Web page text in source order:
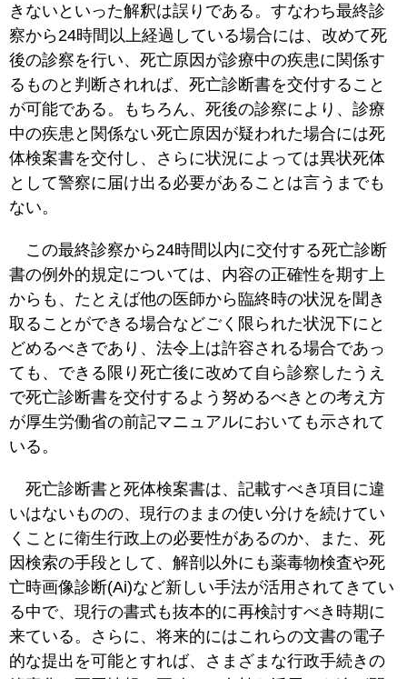
きないといった解釈は誤りである。すなわち最終診
察から24時間以上経過している場合には、改めて死
後の診察を行い、死亡原因が診療中の疾患に関係す
るものと判断されれば、死亡診断書を交付すること
が可能である。もちろん、死後の診察により、診療
中の疾患と関係ない死亡原因が疑われた場合には死
体検案書を交付し、さらに状況によっては異状死体
として警察に届け出る必要があることは言うまでも
ない。
この最終診察から24時間以内に交付する死亡診断
書の例外的規定については、内容の正確性を期す上
からも、たとえば他の医師から臨終時の状況を聞き
取ることができる場合などごく限られた状況下にと
どめるべきであり、法令上は許容される場合であっ
ても、できる限り死亡後に改めて自ら診察したうえ
で死亡診断書を交付するよう努めるべきとの考え方
が厚生労働省の前記マニュアルにおいても示されて
いる。
死亡診断書と死体検案書は、記載すべき項目に違
いはないものの、現行のままの使い分けを続けてい
くことに衛生行政上の必要性があるのか、また、死
因検索の手段として、解剖以外にも薬毒物検査や死
亡時画像診断(Ai)など新しい手法が活用されてきてい
る中で、現行の書式も抜本的に再検討すべき時期に
来ている。さらに、将来的にはこれらの文書の電子
的な提出を可能とすれば、さまざまな行政手続きの